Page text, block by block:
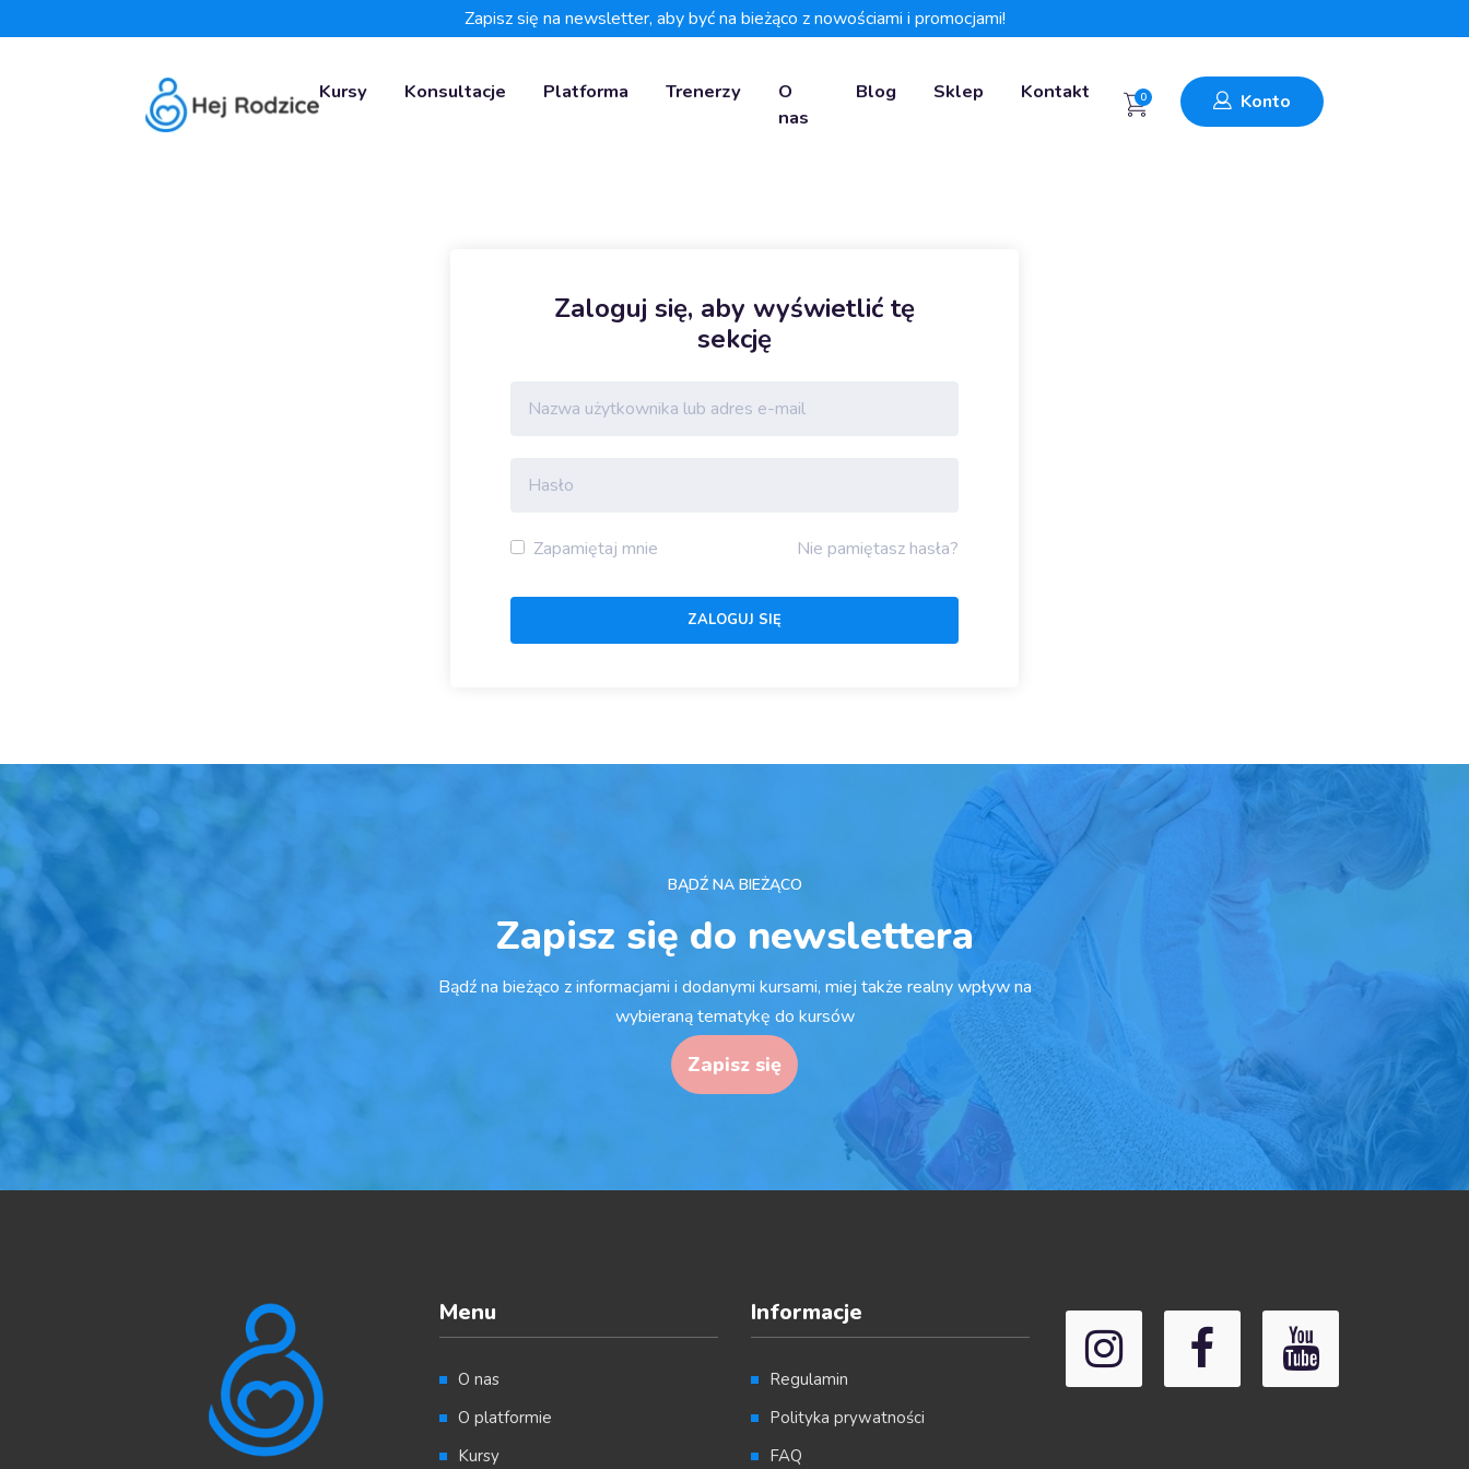
Zapisz się na newsletter, aby być na bieżąco z nowościami i promocjami!
Kursy Konsultacje Platforma Trenerzy
O
nas
Blog Sklep Kontakt 0 Konto
Zaloguj się, aby wyświetlić tę
sekcję
Zapamiętaj mnie Nie pamiętasz hasła?
BĄDŹ NA BIEŻĄCO
Zapisz się do newslettera
Bądź na bieżąco z informacjami i dodanymi kursami, miej także realny wpływ na
wybieraną tematykę do kursów
Zapisz się
Menu
O nas
O platformie
Kursy
Informacje
Regulamin
Polityka prywatności
FAQ